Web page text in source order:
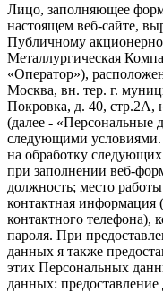
Лицо, заполняющее
настоящем веб-сайте,
Публичному
Металлургическая
«Оператор»),
Москва, вн. тер. г.
Покровка, д. 40, стр.2А,
(далее - «Персональные
следующими условиями.
на обработку
при заполнении веб-
должность; место
контактная информация
контактного телефона),
пароля. При
данных я также
этих Персональных
данных: